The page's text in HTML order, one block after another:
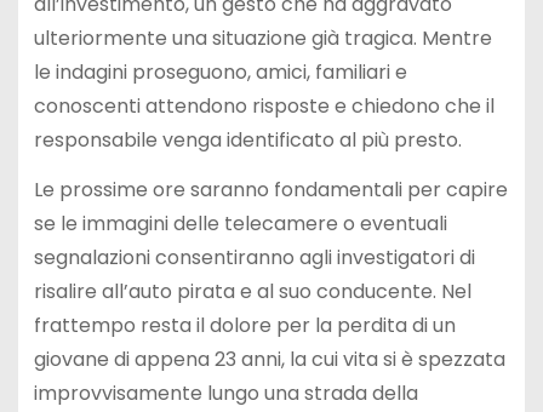
ulteriormente una situazione già tragica. Mentre
le indagini proseguono, amici, familiari e
conoscenti attendono risposte e chiedono che il
responsabile venga identificato al più presto.
Le prossime ore saranno fondamentali per capire
se le immagini delle telecamere o eventuali
segnalazioni consentiranno agli investigatori di
risalire all’auto pirata e al suo conducente. Nel
frattempo resta il dolore per la perdita di un
giovane di appena 23 anni, la cui vita si è spezzata
improvvisamente lungo una strada della